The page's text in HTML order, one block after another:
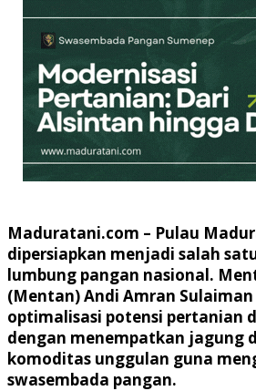
Maduratani.com – Pulau
dipersiapkan menjadi salah
lumbung pangan nasional.
(Mentan) Andi Amran
optimalisasi potensi pertanian
dengan menempatkan jagung
komoditas unggulan guna
swasembada pangan.